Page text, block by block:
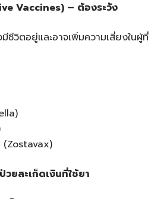
Vaccines) – ต้องระวัง
ชีวิตอยู่และอาจเพิ่มความเสี่ยงในผู้ที่
ยสะเก็ดเงินที่ใช้ยา